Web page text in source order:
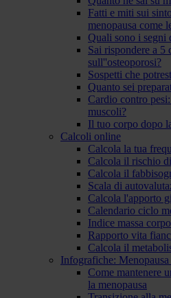
Fatti e miti sui
menopausa come
Quali sono i segni
Sai rispondere a 5
sull''osteoporosi?
Sospetti che
Quanto sei
Cardio contro
muscoli?
Il tuo corpo dopo
Calcoli online
Calcola la tua
Calcola il rischio
Calcola il
Scala di
Calcola l'apporto
Calendario ciclo
Indice massa
Rapporto vita
Calcola il
Infografiche:
Come mantenere
la menopausa